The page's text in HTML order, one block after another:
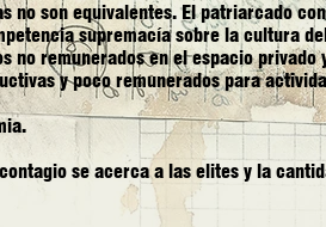
no son equivalentes. El patriarcado
supremacía sobre la cultura
no remunerados en el espacio
y poco remunerados para
se acerca a las elites y la